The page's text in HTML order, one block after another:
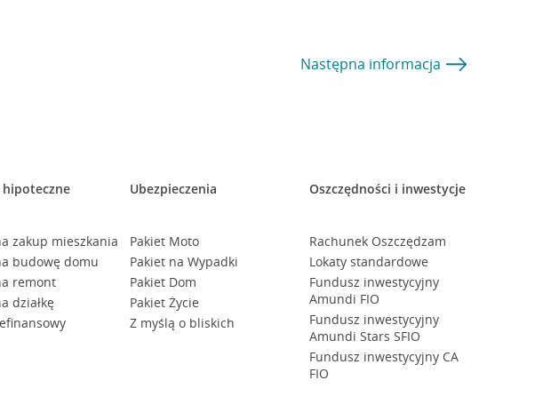
Następna informacja
zakup mieszkania
budowę domu
remont
działkę
Ubezpieczenia
Pakiet Moto
Pakiet na Wypadki
Pakiet Dom
Pakiet Życie
Z myślą o bliskich
Oszczędności i inwestycje
Rachunek Oszczędzam
Lokaty standardowe
Fundusz inwestycyjny
Amundi FIO
Fundusz inwestycyjny
Amundi Stars SFIO
Fundusz inwestycyjny CA
FIO